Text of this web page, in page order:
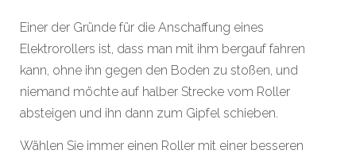
Einer der Gründe für die Anschaffung eines
Elektrorollers ist, dass man mit ihm bergauf fahren
kann, ohne ihn gegen den Boden zu stoßen, und
niemand möchte auf halber Strecke vom Roller
absteigen und ihn dann zum Gipfel schieben.
Wählen Sie immer einen Roller mit einer besseren